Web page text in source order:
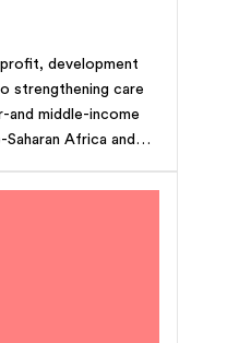
development
strengthening care
and middle-income
Africa and